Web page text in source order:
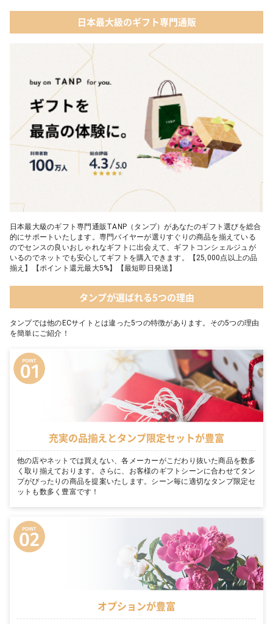
04 ファッション小物
05 入浴剤・バスケア
03 ショコラフレナチュール
04 ＜クランチチョコレート＞ダーク＆ミルク＆キャラメル＆ホワ
イト 60g
05 葉山のショコラ・カロ＜4個入＞
日本最大級のギフト専門通販
日本最大級のギフト専門通販TANP（タンプ）があなたのギフト選びを総合
的にサポートいたします。専門バイヤーが選りすぐりの商品を揃えている
のでセンスの良いおしゃれなギフトに出会えて、ギフトコンシェルジュが
いるのでネットでも安心してギフトを購入できます。【25,000点以上の品
揃え】【ポイント還元最大5%】【最短即日発送】
タンプが選ばれる5つの理由
タンプでは他のECサイトとは違った5つの特徴があります。その5つの理由
を簡単にご紹介！
充実の品揃えとタンプ限定セットが豊富
他の店やネットでは買えない、各メーカーがこだわり抜いた商品を数多
く取り揃えております。さらに、お客様のギフトシーンに合わせてタン
プがぴったりの商品を提案いたします。シーン毎に適切なタンプ限定セ
ットも数多く豊富です！
オプションが豊富